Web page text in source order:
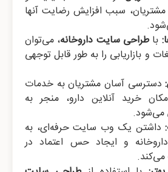
سبب افزایش رضایت آنها
باطراحی سایت داروخانه، می‌توان
و بازاریابی را به طور قابل توجهی
دسترسی آسان مشتریان به خدمات
خرید آنلاین دارو، منجر به
می‌شود.
داشتن یک وب سایت حرفه‌ای، به
و ایجاد حس اعتماد در